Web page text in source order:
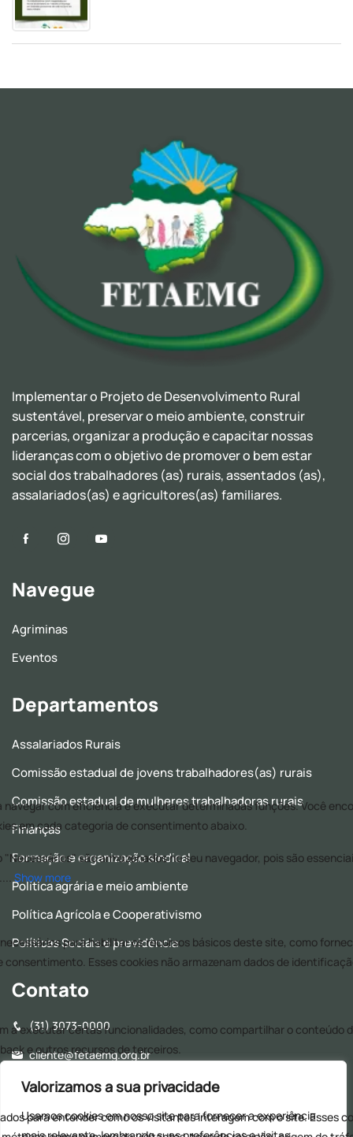
Valorizamos a sua privacidade
Usamos cookies em nosso site para fornecer a experiência
Implementar o Projeto de Desenvolvimento Rural
sustentável, preservar o meio ambiente, construir
parcerias, organizar a produção e capacitar nossas
lideranças com o objetivo de promover o bem estar
social dos trabalhadores (as) rurais, assentados (as),
assalariados(as) e agricultores(as) familiares.
Navegue
Agriminas
Eventos
Departamentos
Assalariados Rurais
Comissão estadual de jovens trabalhadores(as) rurais
Comissão estadual de mulheres trabalhadoras rurais
Finanças
Formação e organização sindical
Política agrária e meio ambiente
Política Agrícola e Cooperativismo
Políticas Sociais e previdência
Contato
(31) 3073-0000
cliente@fetaemg.org.br
Rua Álvares Maciel, 154, Santa Efigênia - CEP: 30150-250 -
Horário de Funcionamento - 8h às 17h (Almoço: 12h às